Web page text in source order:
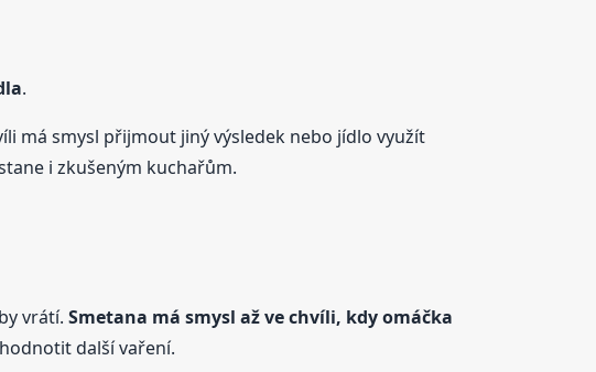
.
má smysl přijmout jiný výsledek nebo jídlo využít
i zkušeným kuchařům.
vrátí. Smetana má smysl až ve chvíli, kdy omáčka
další vaření.